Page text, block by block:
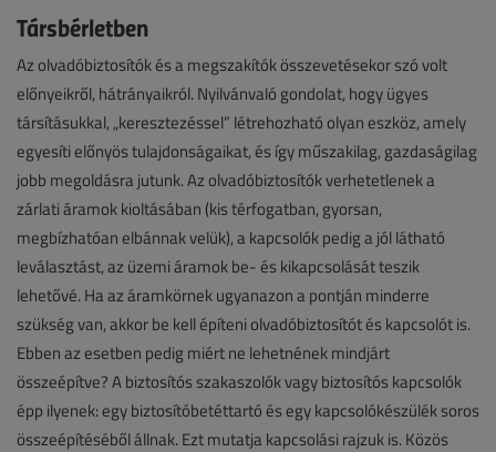
Társbérletben
Az olvadóbiztosítók és a megszakítók összevetésekor szó volt
előnyeikről, hátrányaikról. Nyilvánvaló gondolat, hogy ügyes
társításukkal, „keresztezéssel” létrehozható olyan eszköz, amely
egyesíti előnyös tulajdonságaikat, és így műszakilag, gazdaságilag
jobb megoldásra jutunk. Az olvadóbiztosítók verhetetlenek a
zárlati áramok kioltásában (kis térfogatban, gyorsan,
megbízhatóan elbánnak velük), a kapcsolók pedig a jól látható
leválasztást, az üzemi áramok be- és kikapcsolását teszik
lehetővé. Ha az áramkörnek ugyanazon a pontján minderre
szükség van, akkor be kell építeni olvadóbiztosítót és kapcsolót is.
Ebben az esetben pedig miért ne lehetnének mindjárt
összeépítve? A biztosítós szakaszolók vagy biztosítós kapcsolók
épp ilyenek: egy biztosítóbetéttartó és egy kapcsolókészülék soros
összeépítéséből állnak. Ezt mutatja kapcsolási rajzuk is. Közös